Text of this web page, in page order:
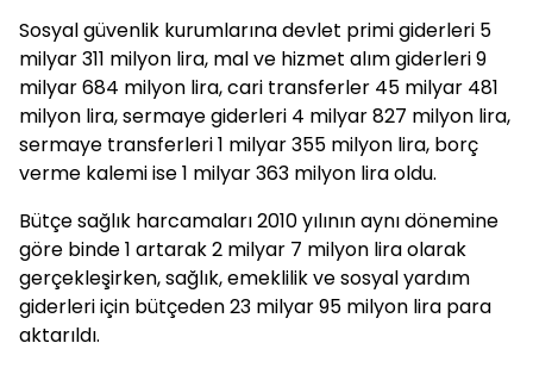
Sosyal güvenlik kurumlarına devlet primi giderleri 5
milyar 311 milyon lira, mal ve hizmet alım giderleri 9
milyar 684 milyon lira, cari transferler 45 milyar 481
milyon lira, sermaye giderleri 4 milyar 827 milyon lira,
sermaye transferleri 1 milyar 355 milyon lira, borç
verme kalemi ise 1 milyar 363 milyon lira oldu.
Bütçe sağlık harcamaları 2010 yılının aynı dönemine
göre binde 1 artarak 2 milyar 7 milyon lira olarak
gerçekleşirken, sağlık, emeklilik ve sosyal yardım
giderleri için bütçeden 23 milyar 95 milyon lira para
aktarıldı.